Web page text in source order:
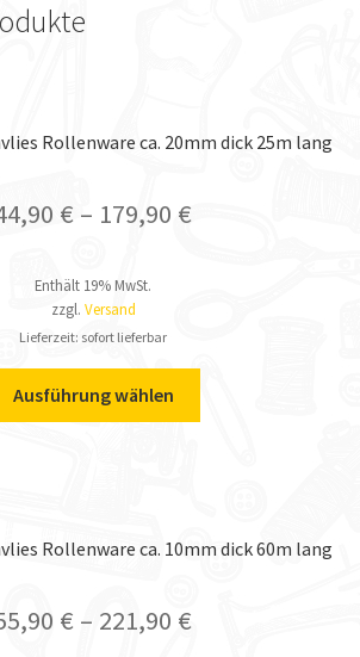
Rollenware ca. 20mm dick 25m lang
€ – 179,90 €
Enthält 19% MwSt.
zzgl. Versand
Lieferzeit: sofort lieferbar
Ausführung wählen
Rollenware ca. 10mm dick 60m lang
€ – 221,90 €